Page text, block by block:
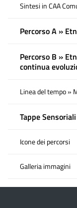
Sintesi in CAA
Percorso A »
Percorso B »
continua
Linea del tempo »
Tappe Sensoriali
Icone dei percorsi
Galleria immagini